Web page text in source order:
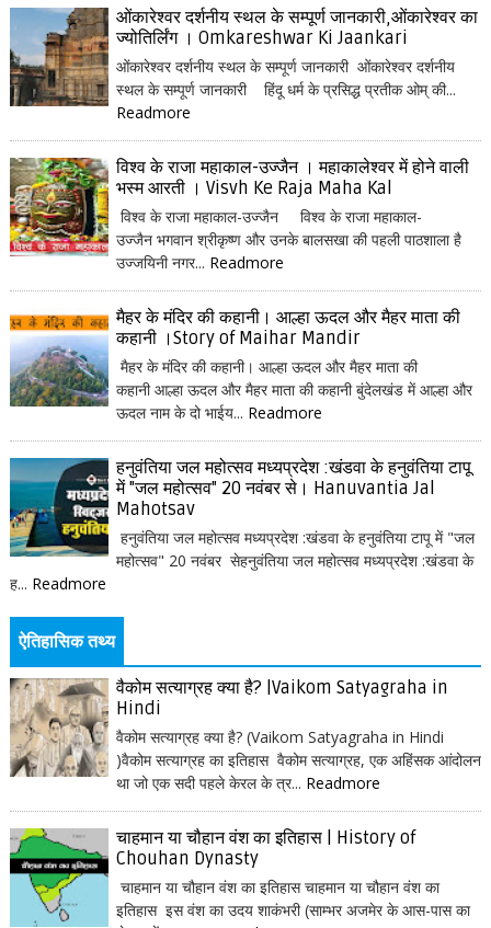
ओंकारेश्वर दर्शनीय स्थल के सम्पूर्ण जानकारी,ओंकारेश्वर का
ज्योतिर्लिंग । Omkareshwar Ki Jaankari
ओंकारेश्वर दर्शनीय स्थल के सम्पूर्ण जानकारी ओंकारेश्वर दर्शनीय
स्थल के सम्पूर्ण जानकारी हिंदू धर्म के प्रसिद्ध प्रतीक ओम् की...
Readmore
विश्व के राजा महाकाल-उज्जैन । महाकालेश्वर में होने वाली
भस्म आरती । Visvh Ke Raja Maha Kal
विश्व के राजा महाकाल-उज्जैन विश्व के राजा महाकाल-
उज्जैन भगवान श्रीकृष्ण और उनके बालसखा की पहली पाठशाला है
उज्जयिनी नगर... Readmore
मैहर के मंदिर की कहानी। आल्हा ऊदल और मैहर माता की
कहानी ।Story of Maihar Mandir
मैहर के मंदिर की कहानी। आल्हा ऊदल और मैहर माता की
कहानी आल्हा ऊदल और मैहर माता की कहानी बुंदेलखंड में आल्हा और
ऊदल नाम के दो भाईय... Readmore
हनुवंतिया जल महोत्सव मध्यप्रदेश :खंडवा के हनुवंतिया टापू
में "जल महोत्सव" 20 नवंबर से। Hanuvantia Jal
Mahotsav
हनुवंतिया जल महोत्सव मध्यप्रदेश :खंडवा के हनुवंतिया टापू में "जल
महोत्सव" 20 नवंबर सेहनुवंतिया जल महोत्सव मध्यप्रदेश :खंडवा के
ह... Readmore
ऐतिहासिक तथ्य
वैकोम सत्याग्रह क्या है? |Vaikom Satyagraha in
Hindi
वैकोम सत्याग्रह क्या है? (Vaikom Satyagraha in Hindi
)वैकोम सत्याग्रह का इतिहास वैकोम सत्याग्रह, एक अहिंसक आंदोलन
था जो एक सदी पहले केरल के त्र... Readmore
चाहमान या चौहान वंश का इतिहास | History of
Chouhan Dynasty
चाहमान या चौहान वंश का इतिहास चाहमान या चौहान वंश का
इतिहास इस वंश का उदय शाकंभरी (साम्भर अजमेर के आस-पास का